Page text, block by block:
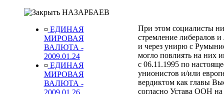
НАЗАРБАЕВ
¤ ЕДИНАЯ
МИРОВАЯ
ВАЛЮТА -
2009.01.24
¤ ЕДИНАЯ
МИРОВАЯ
ВАЛЮТА -
2009.01.26
При этом социалисты
стремление либералов
и через унирю с
могло повлиять на них
с 06.11.1995 по
унионистов и/или
вердиктом как главы
согласно Устава ООН